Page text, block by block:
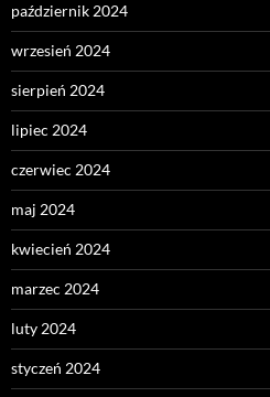
październik 2024
wrzesień 2024
sierpień 2024
lipiec 2024
czerwiec 2024
maj 2024
kwiecień 2024
marzec 2024
luty 2024
styczeń 2024